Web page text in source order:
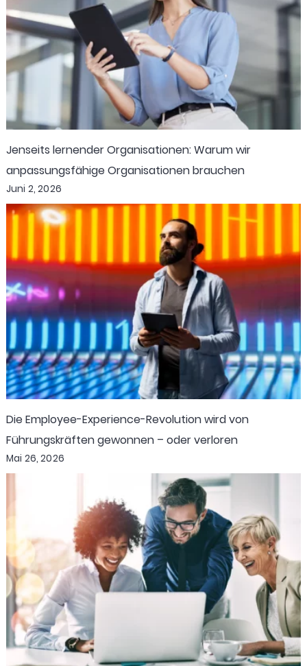
Jenseits lernender Organisationen: Warum wir
anpassungsfähige Organisationen brauchen
Juni 2, 2026
Die Employee-Experience-Revolution wird von
Führungskräften gewonnen – oder verloren
Mai 26, 2026